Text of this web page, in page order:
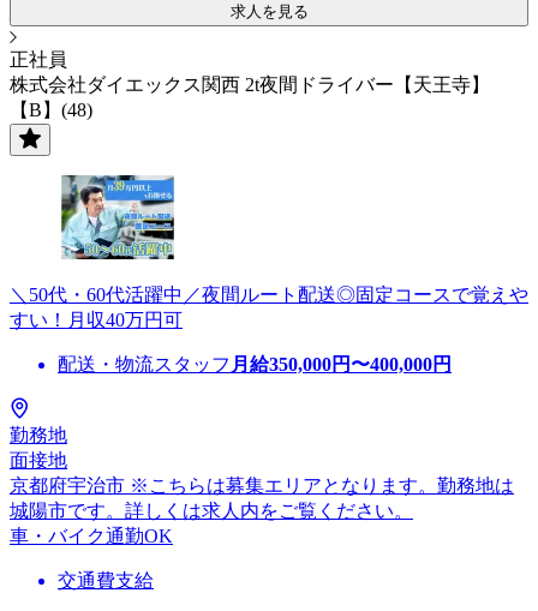
求人を見る
正社員
株式会社ダイエックス関西 2t夜間ドライバー【天王寺】
【B】(48)
＼50代・60代活躍中／夜間ルート配送◎固定コースで覚えや
すい！月収40万円可
配送・物流スタッフ 月給350,000円〜400,000円
勤務地
面接地
京都府宇治市 ※こちらは募集エリアとなります。勤務地は
城陽市です。詳しくは求人内をご覧ください。
車・バイク通勤OK
交通費支給